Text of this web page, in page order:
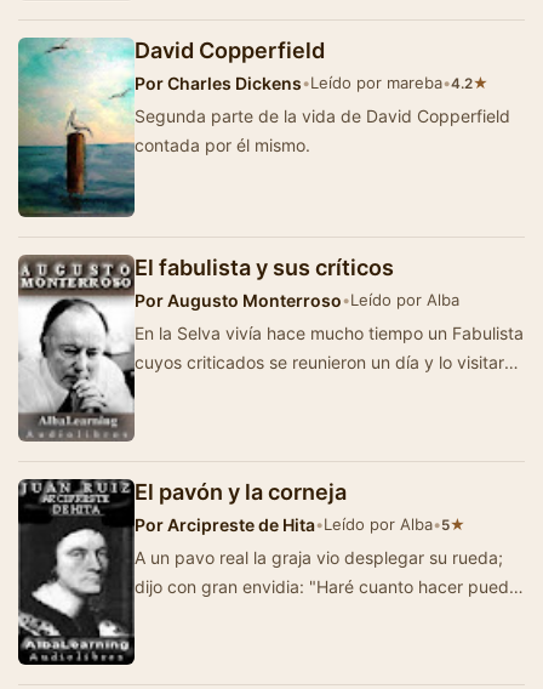
David Copperfield
PorCharles Dickens•Leído por mareba•4.2★
Segunda parte de la vida de David Copperfield
contada por él mismo.
El fabulista y sus críticos
PorAugusto Monterroso•Leído por Alba
En la Selva vivía hace mucho tiempo un Fabulista
cuyos criticados se reunieron un día y lo visitaron
El pavón y la corneja
PorArcipreste de Hita•Leído por Alba•5★
A un pavo real la graja vio desplegar su rueda;
dijo con gran envidia: "Haré cuanto hacer pueda